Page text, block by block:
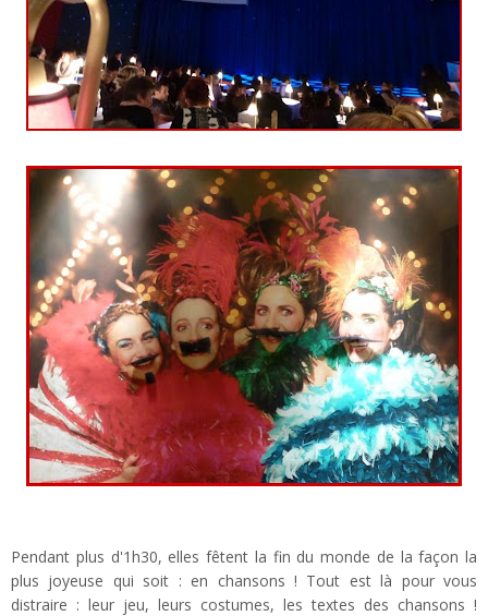
Pendant plus d'1h30, elles fêtent la fin du monde de la façon la
plus joyeuse qui soit : en chansons ! Tout est là pour vous
distraire : leur jeu, leurs costumes, les textes des chansons !